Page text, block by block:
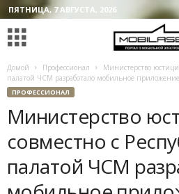
ПЯТНИЦА, 7 АВГУСТА, 2026
Домой Профессионал
Министерство
палатой ЧСМ разработало мобильное приложение
ПРОФЕССИОНАЛ
Министерство
совместно с
палатой ЧСМ